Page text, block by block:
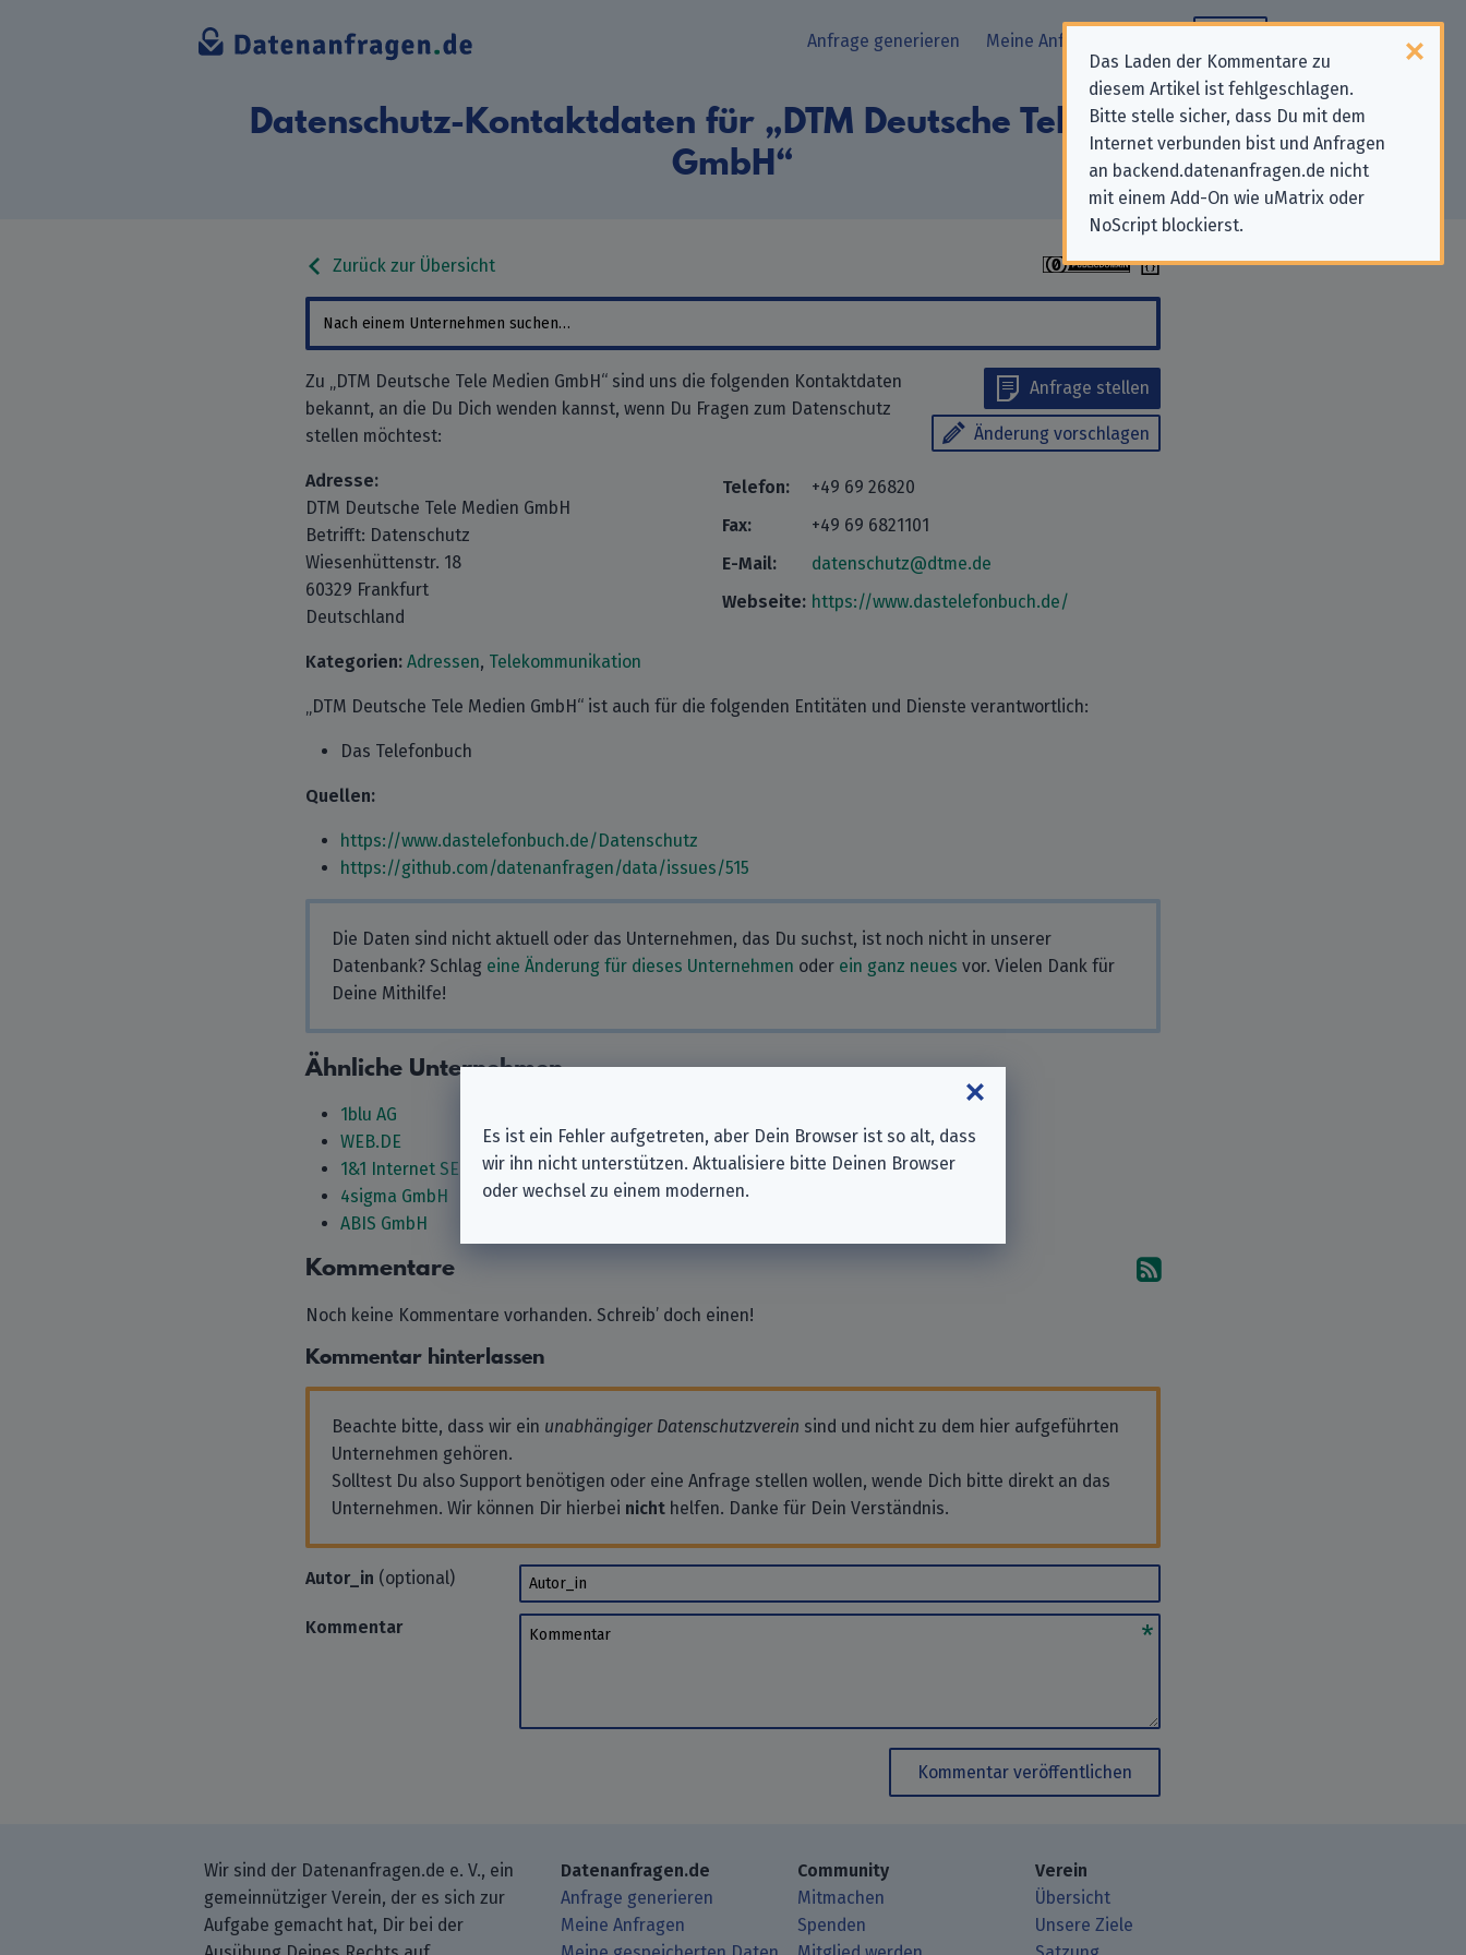
Das Laden der Kommentare zu
diesem Artikel ist fehlgeschlagen.
Bitte stelle sicher, dass Du mit dem
Internet verbunden bist und Anfragen
an backend.datenanfragen.de nicht
mit einem Add-On wie uMatrix oder
NoScript blockierst.
Anfrage generieren Meine Anfragen
Datenschutz-Kontaktdaten für „DTM Deutsche Tele Medien
GmbH“
Zurück zur Übersicht
Anfrage stellen
Änderung vorschlagen
Zu „DTM Deutsche Tele Medien GmbH“ sind uns die folgenden Kontaktdaten
bekannt, an die Du Dich wenden kannst, wenn Du Fragen zum Datenschutz
stellen möchtest:
Adresse:
DTM Deutsche Tele Medien GmbH
Betrifft: Datenschutz
Wiesenhüttenstr. 18
60329 Frankfurt
Deutschland
Telefon:
+49 69 26820
Fax:
+49 69 6821101
E-Mail:
datenschutz@dtme.de
Webseite: https://www.dastelefonbuch.de/
Kategorien: Adressen, Telekommunikation
„DTM Deutsche Tele Medien GmbH“ ist auch für die folgenden Entitäten und Dienste verantwortlich:
Das Telefonbuch
Quellen:
https://www.dastelefonbuch.de/Datenschutz
https://github.com/datenanfragen/data/issues/515
Die Daten sind nicht aktuell oder das Unternehmen, das Du suchst, ist noch nicht in unserer
Datenbank? Schlag eine Änderung für dieses Unternehmen oder ein ganz neues vor. Vielen Dank für
Deine Mithilfe!
Ähnliche Unternehmen
1blu AG
WEB.DE
1&1 Internet SE
4sigma GmbH
ABIS GmbH
Kommentare Abonniere die
Noch keine Kommentare vorhanden. Schreib’ doch einen!
Kommentar hinterlassen
Beachte bitte, dass wir ein unabhängiger Datenschutzverein sind und nicht zu dem hier aufgeführten
Unternehmen gehören.
Solltest Du also Support benötigen oder eine Anfrage stellen wollen, wende Dich bitte direkt an das
Unternehmen. Wir können Dir hierbei nicht helfen. Danke für Dein Verständnis.
Autor_in (optional) Autor_in
Kommentar Kommentar
Kommentar veröffentlichen
Wir sind der Datenanfragen.de e. V., ein
gemeinnütziger Verein, der es sich zur
Aufgabe gemacht hat, Dir bei der
Datenanfragen.de
Anfrage generieren
Meine Anfragen
Community
Mitmachen
Spenden
Verein
Übersicht
Unsere Ziele
Es ist ein Fehler aufgetreten, aber Dein Browser ist so alt, dass
wir ihn nicht unterstützen. Aktualisiere bitte Deinen Browser
oder wechsel zu einem modernen.